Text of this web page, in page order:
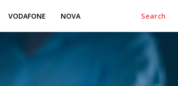
VODAFONE NOVA Search